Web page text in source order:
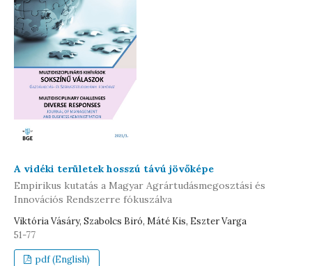
A vidéki területek hosszú távú jövőképe
Empirikus kutatás a Magyar Agrártudásmegosztási és
Innovációs Rendszerre fókuszálva
Viktória Vásáry, Szabolcs Biró, Máté Kis, Eszter Varga
51-77
pdf (English)